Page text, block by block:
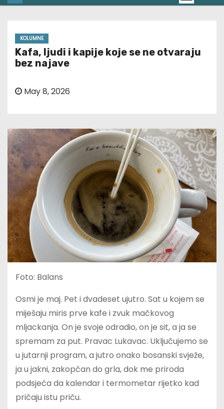
KOLUMNE
Kafa, ljudi i kapije koje se ne otvaraju
bez najave
May 8, 2026
Foto: Balans
Osmi je maj. Pet i dvadeset ujutro. Sat u kojem se
miješaju miris prve kafe i zvuk mačkovog
mljackanja. On je svoje odradio, on je sit, a ja se
spremam za put. Pravac Lukavac. Uključujemo se
u jutarnji program, a jutro onako bosanski svježe,
ja u jakni, zakopčan do grla, dok me priroda
podsjeća da kalendar i termometar rijetko kad
pričaju istu priču.